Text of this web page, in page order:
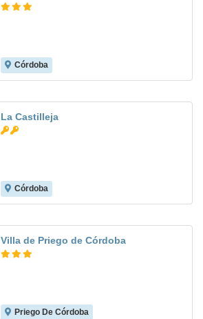
Córdoba
La Castilleja
Córdoba
Villa de Priego de Córdoba
Priego De Córdoba